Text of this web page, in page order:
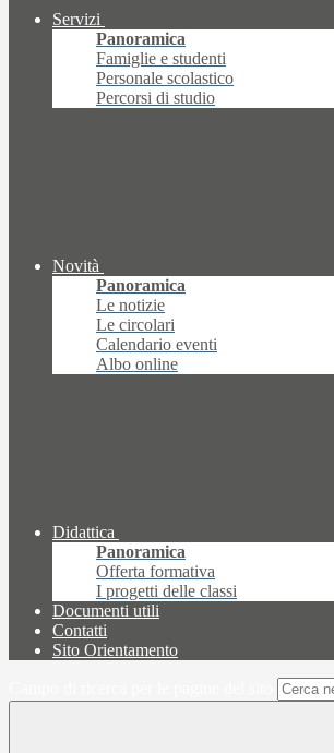
Servizi
Panoramica
Famiglie e studenti
Personale scolastico
Percorsi di studio
Novità
Panoramica
Le notizie
Le circolari
Calendario eventi
Albo online
Didattica
Panoramica
Offerta formativa
I progetti delle classi
Documenti utili
Contatti
Sito Orientamento